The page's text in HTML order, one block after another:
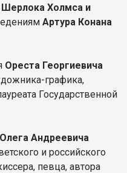
Холмса и
Артура Конана
Ореста Георгиевича
графика,
Государственной
Олега Андреевича
и российского
певца, автора